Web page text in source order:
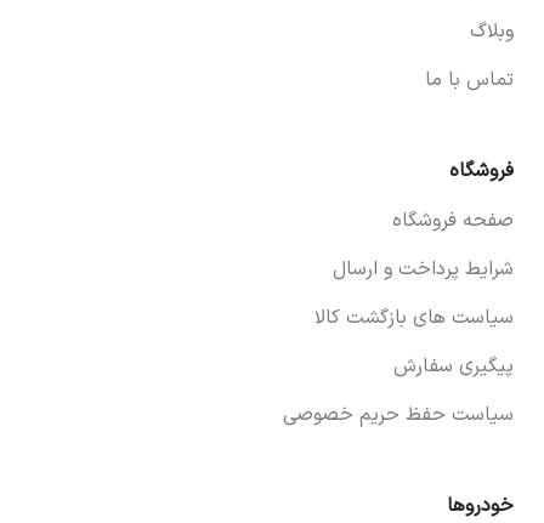
وبلاگ
تماس با ما
فروشگاه
صفحه فروشگاه
شرایط پرداخت و ارسال
سیاست های بازگشت کالا
پیگیری سفارش
سیاست حفظ حریم خصوصی
خودروها